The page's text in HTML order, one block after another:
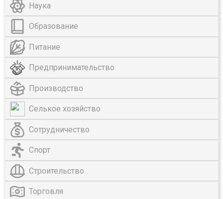
Наука
Образование
Питание
Предпринимательство
Производство
Селькое хозяйство
Сотрудничество
Спорт
Строительство
Торговля